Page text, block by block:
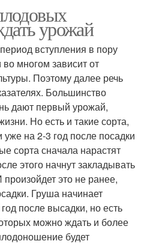
урожай
вступления в пору
многом зависит от
Поэтому далее речь
Большинство
дают первый урожай,
Но есть и такие сорта,
на 2-3 год после посадки
сорта сначала нарастят
этого начнут закладывать
это не ранее,
Груша начинает
после высадки, но есть
можно ждать и более
будет